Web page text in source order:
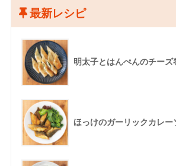
最新レシピ
明太子とはんぺんのチーズ
ほっけのガーリックカレー